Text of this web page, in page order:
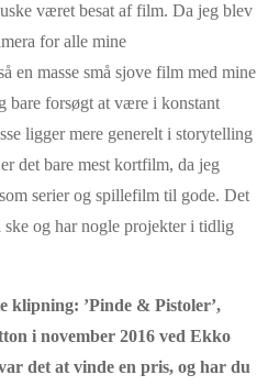
været besat af film. Da jeg blev
for alle mine
en masse små sjove film med mine
bare forsøgt at være i konstant
ligger mere generelt i storytelling
det bare mest kortfilm, da jeg
serier og spillefilm til gode. Det
ske og har nogle projekter i tidlig
klipning: ’Pinde & Pistoler’,
i november 2016 ved Ekko
det at vinde en pris, og har du